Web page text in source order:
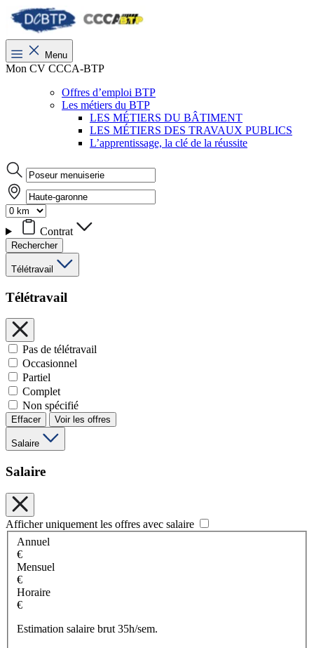
Menu
Mon CV CCCA-BTP
Offres d’emploi BTP
Les métiers du BTP
LES MÉTIERS DU BÂTIMENT
LES MÉTIERS DES TRAVAUX PUBLICS
L’apprentissage, la clé de la réussite
Contrat
Rechercher
Télétravail
Télétravail
Pas de télétravail
Occasionnel
Partiel
Complet
Non spécifié
Effacer Voir les offres
Salaire
Salaire
Afficher uniquement les offres avec salaire
Annuel
€
Mensuel
€
Horaire
€
Estimation salaire brut 35h/sem.